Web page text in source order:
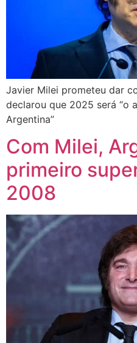
Javier Milei prometeu dar
declarou que 2025 será “o
Argentina”
Com Milei,
primeiro
2008